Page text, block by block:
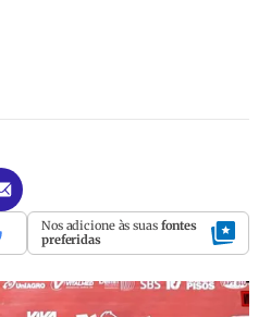
Nos adicione às suas fontes
preferidas